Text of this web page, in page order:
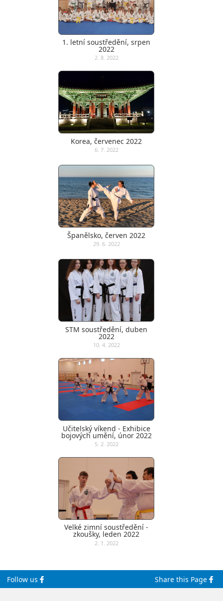
1. letní soustředění, srpen
2022
2. 8. 2022
Korea, červenec 2022
6. 7. 2022
Španělsko, červen 2022
29. 6. 2022
STM soustředění, duben
2022
10. 4. 2022
Učitelský víkend - Exhibice
bojových umění, únor 2022
5. 2. 2022
Velké zimní soustředění -
zkoušky, leden 2022
2. 1. 2022
Follow us Share this Page